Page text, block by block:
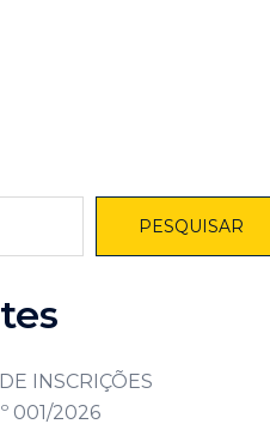
PESQUISAR
INSCRIÇÕES
001/2026